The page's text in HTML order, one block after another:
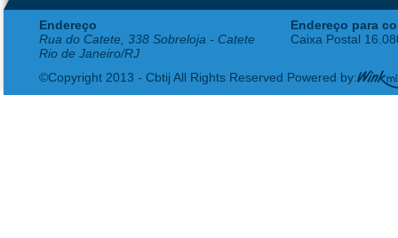
Endereço
Rua do Catete, 338 Sobreloja - Catete
Rio de Janeiro/RJ
Endereço para
Caixa Postal
©Copyright 2013 - Cbtij All Rights Reserved Powered by: